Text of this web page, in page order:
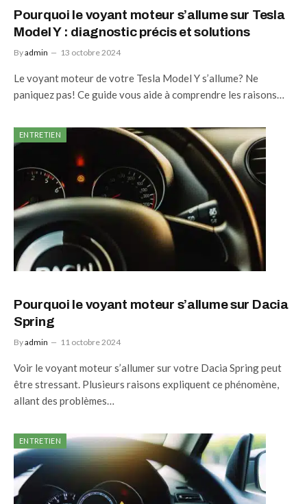
Pourquoi le voyant moteur s’allume sur Tesla
Model Y : diagnostic précis et solutions
Byadmin 13 octobre 2024
Le voyant moteur de votre Tesla Model Y s’allume? Ne
paniquez pas! Ce guide vous aide à comprendre les raisons…
ENTRETIEN
Pourquoi le voyant moteur s’allume sur Dacia
Spring
Byadmin 11 octobre 2024
Voir le voyant moteur s’allumer sur votre Dacia Spring peut
être stressant. Plusieurs raisons expliquent ce phénomène,
allant des problèmes…
ENTRETIEN